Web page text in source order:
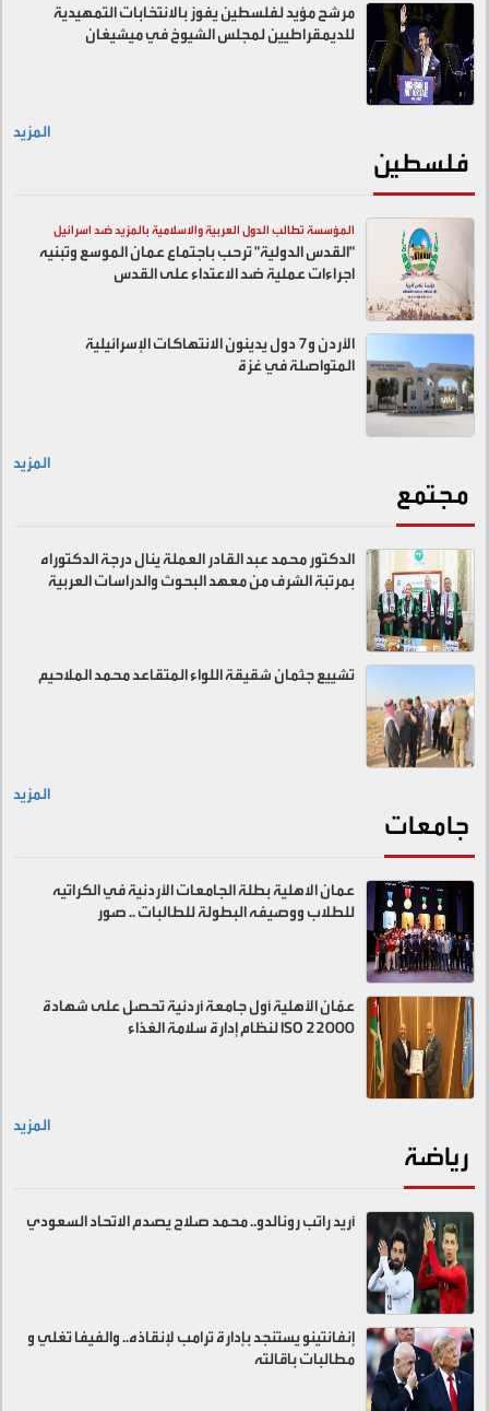
مرشح مؤيد لفلسطين يفوز بالانتخابات التمهيدية
للديمقراطيين لمجلس الشيوخ في ميشيغان
المزيد
فلسطين
المؤسسة تطالب الدول العربية والاسلامية بالمزيد ضد اسرائيل
"القدس الدولية" ترحب باجتماع عمان الموسع وتبنيه
اجراءات عملية ضد الاعتداء على القدس
الأردن و7 دول يدينون الانتهاكات الإسرائيلية
المتواصلة في غزة
المزيد
مجتمع
الدكتور محمد عبد القادر العملة ينال درجة الدكتوراه
بمرتبة الشرف من معهد البحوث والدراسات العربية
تشييع جثمان شقيقة اللواء المتقاعد محمد الملاحيم
المزيد
جامعات
عمان الاهلية بطلة الجامعات الأردنية في الكراتيه
للطلاب ووصيفه البطولة للطالبات .. صور
عمّان الأهلية أول جامعة أردنية تحصل على شهادة
ISO 22000 لنظام إدارة سلامة الغذاء
المزيد
رياضة
أريد راتب رونالدو.. محمد صلاح يصدم الاتحاد السعودي
إنفانتينو يستنجد بإدارة ترامب لإنقاذه.. والفيفا تغلي و
مطالبات باقالته